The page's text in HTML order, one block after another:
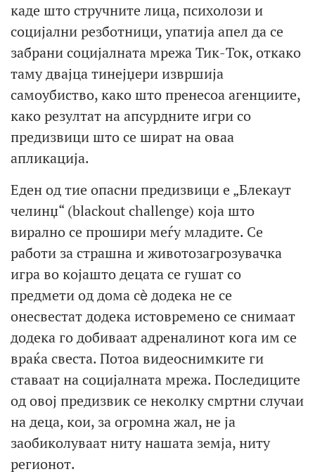
каде што стручните лица, психолози и
социјални резботници, упатија апел да се
забрани социјалната мрежа Тик-Ток, откако
таму двајца тинејџери извршија
самоубиство, како што пренесоа агенциите,
како резултат на апсурдните игри со
предизвици што се шират на оваа
апликација.
Еден од тие опасни предизвици е „Блекаут
челинџ“ (blackout challenge) која што
вирално се прошири меѓу младите. Се
работи за страшна и животозагрозувачка
игра во којашто децата се гушат со
предмети од дома сѐ додека не се
онесвестат додека истовремено се снимаат
додека го добиваат адреналинот кога им се
враќа свеста. Потоа видеоснимките ги
ставаат на социјалната мрежа. Последиците
од овој предизвик се неколку смртни случаи
на деца, кои, за огромна жал, не ја
заобиколуваат ниту нашата земја, ниту
регионот.